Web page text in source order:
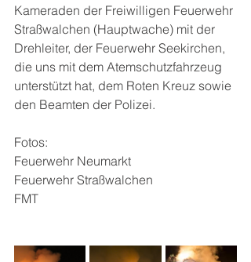
Kameraden der Freiwilligen Feuerwehr
Straßwalchen (Hauptwache) mit der
Drehleiter, der Feuerwehr Seekirchen,
die uns mit dem Atemschutzfahrzeug
unterstützt hat, dem Roten Kreuz sowie
den Beamten der Polizei.
Fotos:
Feuerwehr Neumarkt
Feuerwehr Straßwalchen
FMT